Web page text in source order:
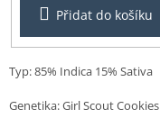
Přidat do košíku
Typ: 85% Indica 15% Sativa
Genetika: Girl Scout Cookies